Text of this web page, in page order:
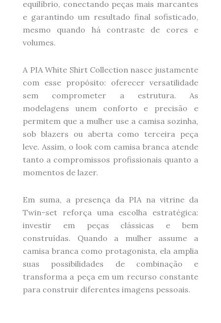
equilíbrio, conectando peças mais marcantes
e garantindo um resultado final sofisticado,
mesmo quando há contraste de cores e
volumes.
A PIA White Shirt Collection nasce justamente
com esse propósito: oferecer versatilidade
sem comprometer a estrutura. As
modelagens unem conforto e precisão e
permitem que a mulher use a camisa sozinha,
sob blazers ou aberta como terceira peça
leve. Assim, o look com camisa branca atende
tanto a compromissos profissionais quanto a
momentos de lazer.
Em suma, a presença da PIA na vitrine da
Twin-set reforça uma escolha estratégica:
investir em peças clássicas e bem
construídas. Quando a mulher assume a
camisa branca como protagonista, ela amplia
suas possibilidades de combinação e
transforma a peça em um recurso constante
para construir diferentes imagens pessoais.